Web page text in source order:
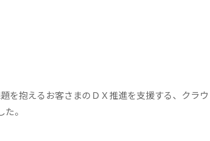
を抱えるお客さまのＤＸ推進を支援する、クラ
。